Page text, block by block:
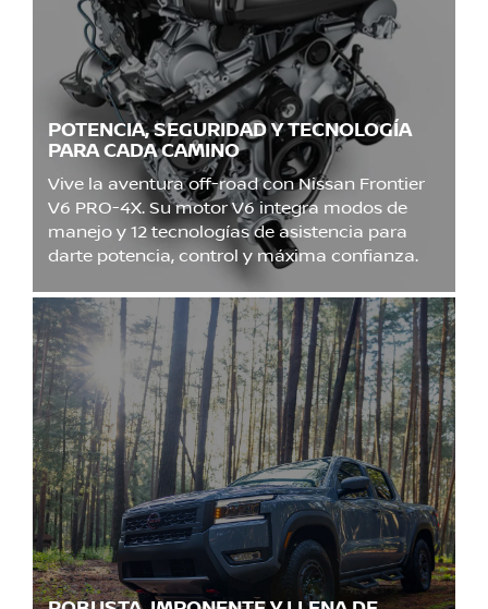
POTENCIA, SEGURIDAD Y TECNOLOGÍA
PARA CADA CAMINO
Vive la aventura off-road con Nissan Frontier
V6 PRO-4X. Su motor V6 integra modos de
manejo y 12 tecnologías de asistencia para
darte potencia, control y máxima confianza.